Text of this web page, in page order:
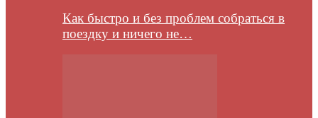
Как быстро и без проблем собраться в
поездку и ничего не…